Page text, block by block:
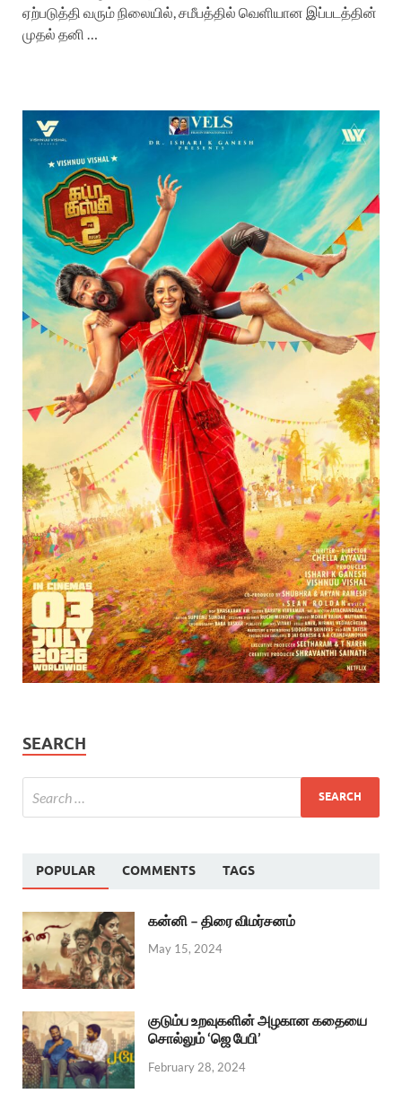
ஏற்படுத்தி வரும் நிலையில், சமீபத்தில் வெளியான இப்படத்தின்
முதல் தனி …
SEARCH
POPULAR COMMENTS TAGS
கன்னி – திரை விமர்சனம்
May 15, 2024
குடும்ப உறவுகளின் அழகான கதையை
சொல்லும் ‘ஜெ பேபி’
February 28, 2024